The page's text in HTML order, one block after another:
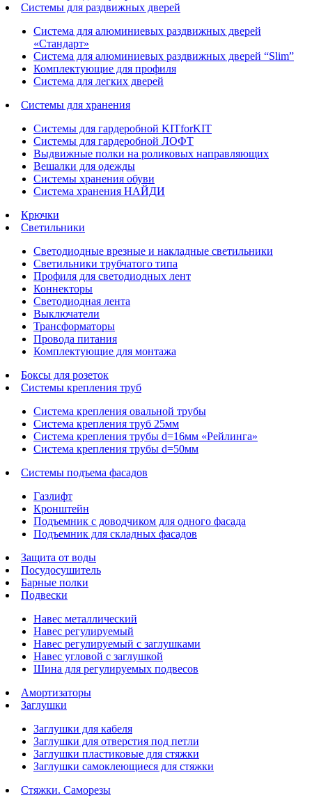
Системы для раздвижных дверей
Система для алюминиевых раздвижных дверей
«Стандарт»
Система для алюминиевых раздвижных дверей “Slim”
Комплектующие для профиля
Система для легких дверей
Системы для хранения
Системы для гардеробной KITforKIT
Системы для гардеробной ЛОФТ
Выдвижные полки на роликовых направляющих
Вешалки для одежды
Системы хранения обуви
Система хранения НАЙДИ
Крючки
Светильники
Светодиодные врезные и накладные светильники
Светильники трубчатого типа
Профиля для светодиодных лент
Коннекторы
Светодиодная лента
Выключатели
Трансформаторы
Провода питания
Комплектующие для монтажа
Боксы для розеток
Системы крепления труб
Система крепления овальной трубы
Система крепления труб 25мм
Система крепления трубы d=16мм «Рейлинга»
Система крепления трубы d=50мм
Системы подъема фасадов
Газлифт
Кронштейн
Подъемник с доводчиком для одного фасада
Подъемник для складных фасадов
Защита от воды
Посудосушитель
Барные полки
Подвески
Навес металлический
Навес регулируемый
Навес регулируемый с заглушками
Навес угловой с заглушкой
Шина для регулируемых подвесов
Амортизаторы
Заглушки
Заглушки для кабеля
Заглушки для отверстия под петли
Заглушки пластиковые для стяжки
Заглушки самоклеющиеся для стяжки
Стяжки. Саморезы